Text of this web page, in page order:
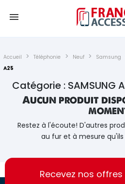
Accueil Téléphonie Neuf Samsung
A25
Catégorie : SAMSUNG
Aucun produit
Restez à l'écoute! D'autres
au fur et à mesure
https://france-
access.fr
https://france-
access.fr
Recevez nos